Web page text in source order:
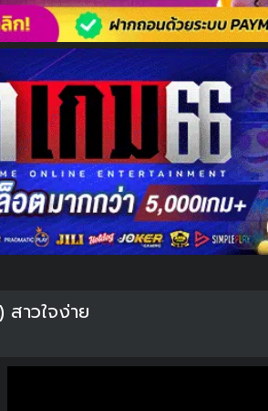
าวใจง่าย